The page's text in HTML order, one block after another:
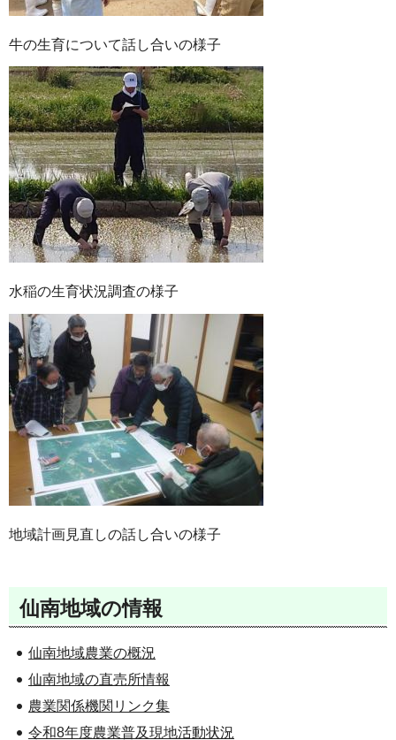
牛の生育について話し合いの様子
水稲の生育状況調査の様子
地域計画見直しの話し合いの様子
仙南地域の情報
仙南地域農業の概況
仙南地域の直売所情報
農業関係機関リンク集
令和8年度農業普及現地活動状況